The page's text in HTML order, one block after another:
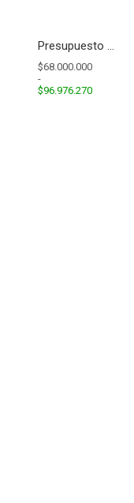
Presupuesto - Ingresos
$68.000.000
-
$96.976.270